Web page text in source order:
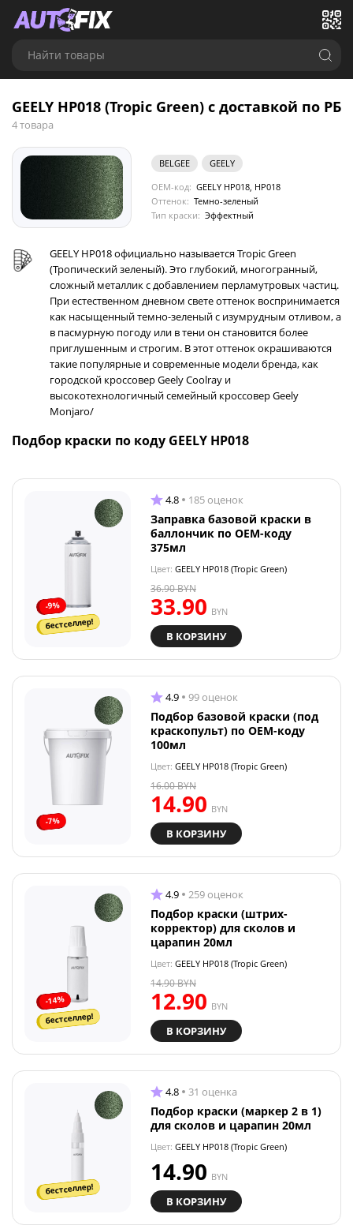
Найти товары
GEELY HP018 (Tropic Green) с доставкой по РБ
4 товара
BELGEE
GEELY
OEM-код: GEELY HP018, HP018
Оттенок: Темно-зеленый
Тип краски: Эффектный
GEELY HP018 официально называется Tropic Green
(Тропический зеленый). Это глубокий, многогранный,
сложный металлик с добавлением перламутровых частиц.
При естественном дневном свете оттенок воспринимается
как насыщенный темно-зеленый с изумрудным отливом, а
в пасмурную погоду или в тени он становится более
приглушенным и строгим. В этот оттенок окрашиваются
такие популярные и современные модели бренда, как
городской кроссовер Geely Coolray и
высокотехнологичный семейный кроссовер Geely
Monjaro/
Подбор краски по коду GEELY HP018
-9%
бестселлер!
4.8 185 оценок
Заправка базовой краски в
баллончик по OEM-коду
375мл
Цвет: GEELY HP018 (Tropic Green)
33.90 BYN
36.90BYN
В КОРЗИНУ
-7%
4.9 99 оценок
Подбор базовой краски (под
краскопульт) по OEM-коду
100мл
Цвет: GEELY HP018 (Tropic Green)
14.90 BYN
16.00BYN
В КОРЗИНУ
-14%
бестселлер!
4.9 259 оценок
Подбор краски (штрих-
корректор) для сколов и
царапин 20мл
Цвет: GEELY HP018 (Tropic Green)
12.90 BYN
14.90BYN
В КОРЗИНУ
бестселлер!
4.8 31 оценка
Подбор краски (маркер 2 в 1)
для сколов и царапин 20мл
Цвет: GEELY HP018 (Tropic Green)
14.90 BYN
В КОРЗИНУ